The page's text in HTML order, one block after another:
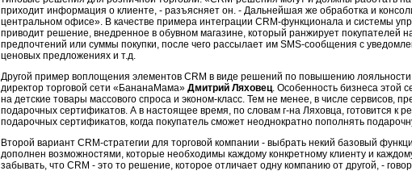
приходит информация о клиенте, - разъясняет он. - Дальнейшая же обработка и
центральном офисе». В качестве примера интеграции CRM-функционала и системы
приводит решение, внедренное в обувном магазине, который ранжирует покупателей
предпочтений или суммы покупки, после чего рассылает им SMS-сообщения с
ценовых предложениях и т.д.
Другой пример воплощения элементов CRM в виде решений по повышению лояльности
директор торговой сети «БананаМама» Дмитрий Ляховец. Особенность бизнеса этой
на детские товары массового спроса и эконом-класс. Тем не менее, в числе сервисов,
подарочных сертификатов. А в настоящее время, по словам г-на Ляховца, готовится к
подарочных сертификатов, когда покупатель сможет неоднократно пополнять
Второй вариант CRM-стратегии для торговой компании - выбрать некий базовый
дополнен возможностями, которые необходимы каждому конкретному клиенту и
забывать, что CRM - это то решение, которое отличает одну компанию от другой, -